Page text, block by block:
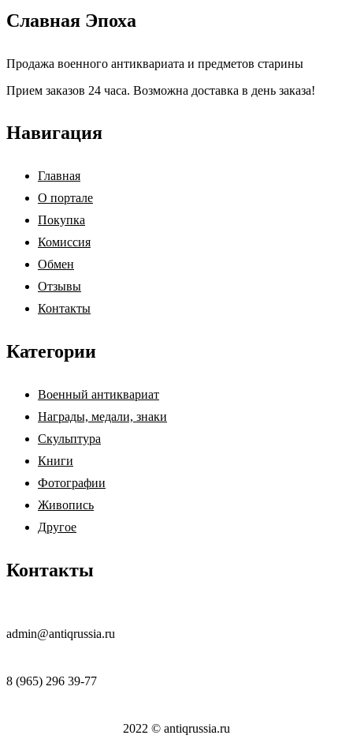
Славная Эпоха
Продажа военного антиквариата и предметов старины
Прием заказов 24 часа. Возможна доставка в день заказа!
Навигация
Главная
О портале
Покупка
Комиссия
Обмен
Отзывы
Контакты
Категории
Военный антиквариат
Награды, медали, знаки
Скульптура
Книги
Фотографии
Живопись
Другое
Контакты
admin@antiqrussia.ru
8 (965) 296 39-77
2022 © antiqrussia.ru